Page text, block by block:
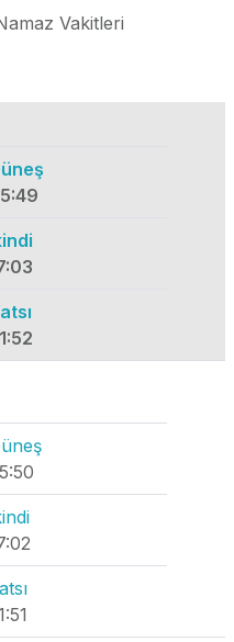
Vakitleri